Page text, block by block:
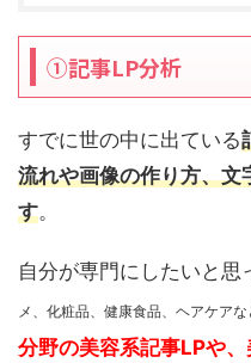
①記事LP分析
すでに世の中に出ている
流れや画像の作り方、文
す。
自分が専門にしたいと思
メ、化粧品、健康食品、ヘアケアな
分野の美容系記事LPや